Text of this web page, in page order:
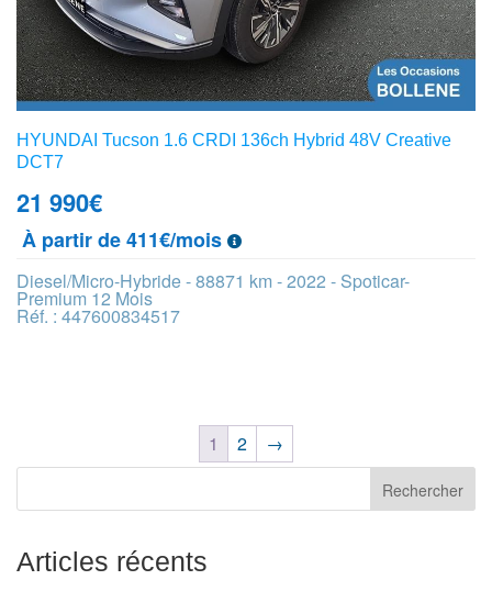
HYUNDAI Tucson 1.6 CRDI 136ch Hybrid 48V Creative
DCT7
21 990€
À partir de 411€/mois
Diesel/Micro-Hybride - 88871 km - 2022 - Spoticar-
Premium 12 Mois
Réf. : 447600834517
1 2 →
Articles récents